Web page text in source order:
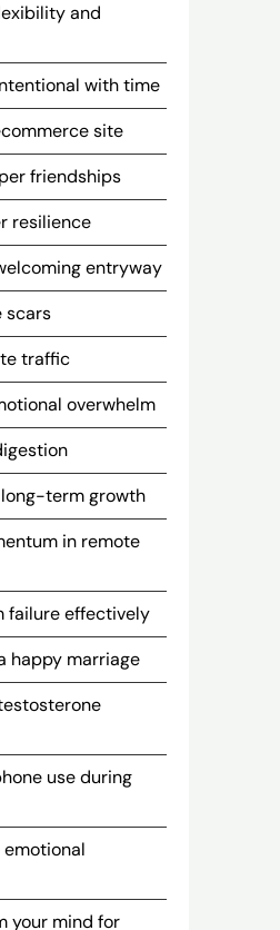
and
with time
site
friendships
resilience
entryway
scars
traffic
overwhelm
term growth
in remote
failure effectively
happy marriage
use during
emotional
your mind for